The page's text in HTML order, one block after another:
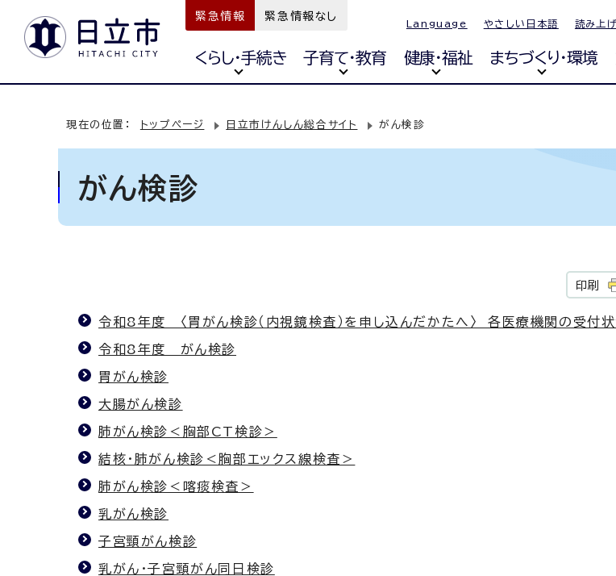
緊急情報 緊急情報なし
Language やさしい日本語 読み上げ
くらし・手続き 子育て・教育 健康・福祉 まちづくり・環境
現在の位置： トップページ 日立市けんしん総合サイト がん検診
がん検診
印刷
令和8年度 〈胃がん検診（内視鏡検査）を申し込んだかたへ〉 各医療機関の受付
令和8年度 がん検診
胃がん検診
大腸がん検診
肺がん検診＜胸部CT検診＞
結核・肺がん検診＜胸部エックス線検査＞
肺がん検診＜喀痰検査＞
乳がん検診
子宮頸がん検診
乳がん・子宮頸がん同日検診